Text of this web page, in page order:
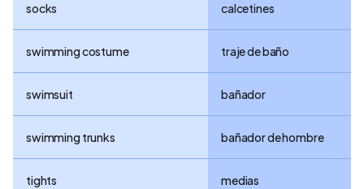
socks calcetines
swimming costume traje de baño
swimsuit bañador
swimming trunks bañador de hombre
tights medias